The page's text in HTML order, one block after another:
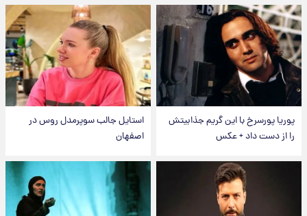
پوریا پورسرخ با این گریم جذابیتش
را از دست داد + عکس
استایل جالب سوپرمدل روس در
اصفهان